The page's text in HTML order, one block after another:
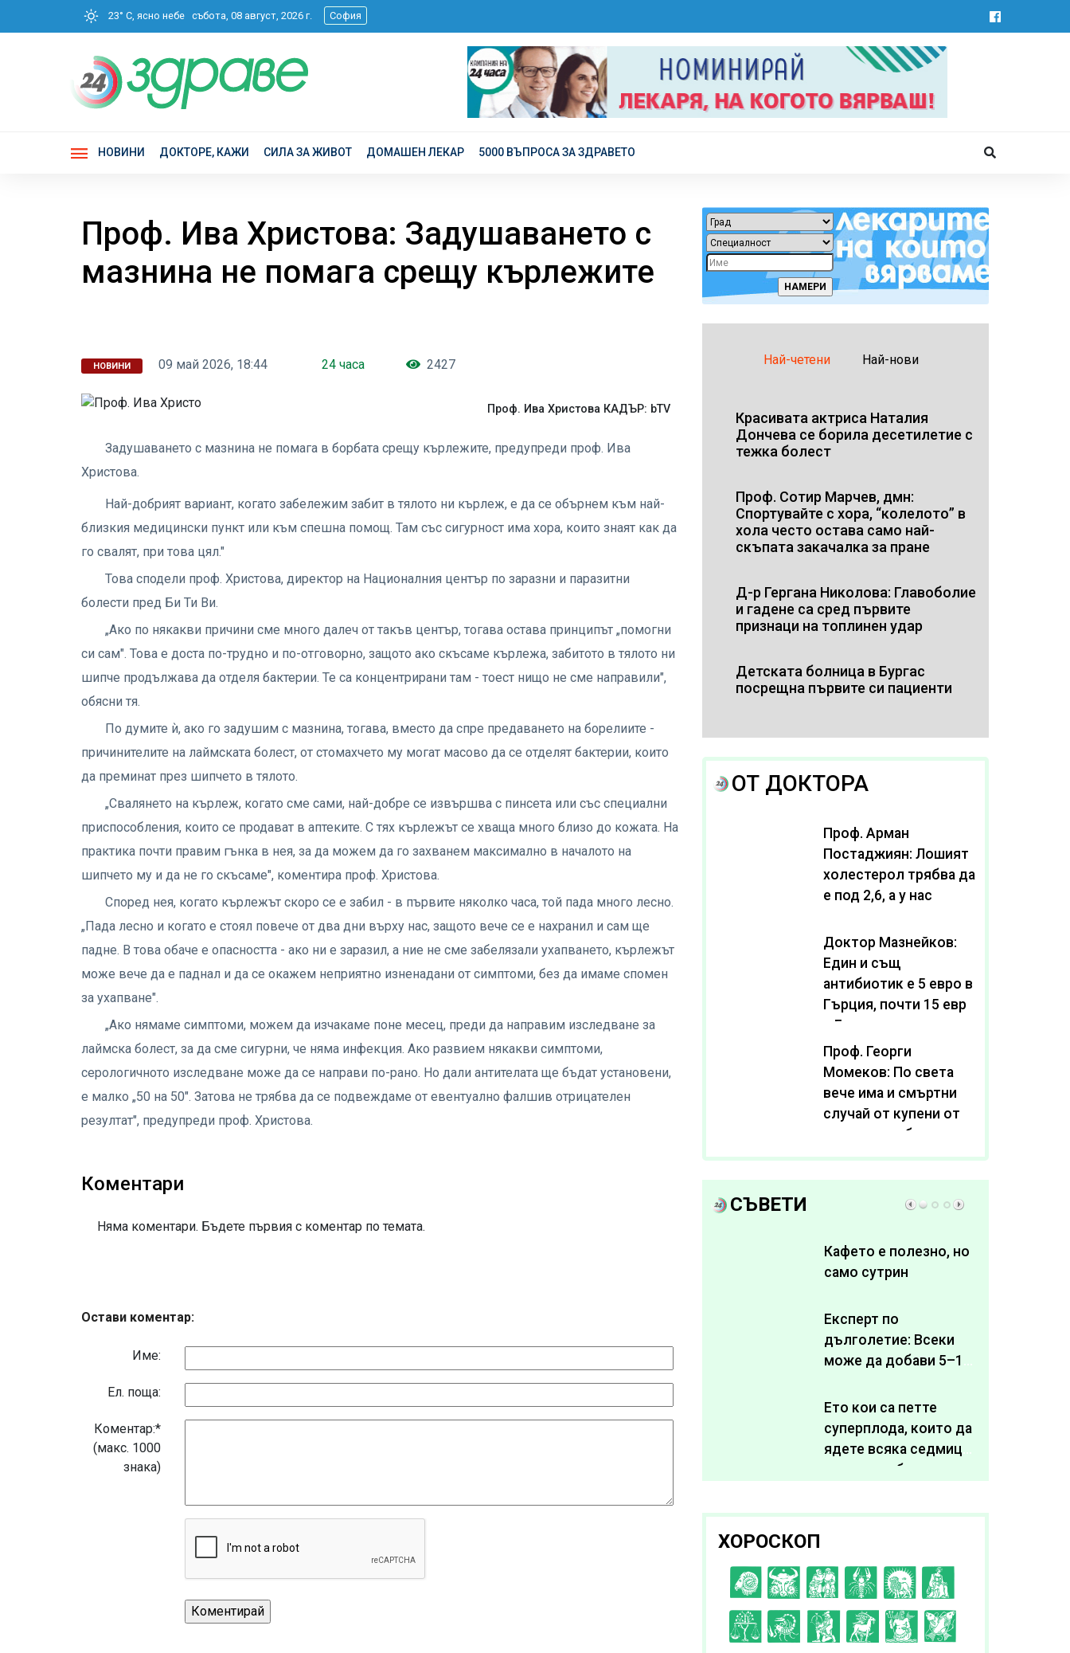
23° C, ясно небе събота, 08 август, 2026 г. София
НОВИНИ ДОКТОРЕ, КАЖИ СИЛА ЗА ЖИВОТ ДОМАШЕН ЛЕКАР 5000 ВЪПРОСА ЗА ЗДРАВЕТО
Проф. Ива Христова: Задушаването с
мазнина не помага срещу кърлежите
НОВИНИ 09 май 2026, 18:44 24 часа 2427
Проф. Ива Христова КАДЪР: bTV
Задушаването с мазнина не помага в борбата срещу кърлежите, предупреди проф. Ива
Христова.
Най-добрият вариант, когато забележим забит в тялото ни кърлеж, е да се обърнем към най-
близкия медицински пункт или към спешна помощ. Там със сигурност има хора, които знаят как да
го свалят, при това цял."
Това сподели проф. Христова, директор на Националния център по заразни и паразитни
болести пред Би Ти Ви.
„Ако по някакви причини сме много далеч от такъв център, тогава остава принципът „помогни
си сам". Това е доста по-трудно и по-отговорно, защото ако скъсаме кърлежа, забитото в тялото ни
шипче продължава да отделя бактерии. Те са концентрирани там - тоест нищо не сме направили",
обясни тя.
По думите ѝ, ако го задушим с мазнина, тогава, вместо да спре предаването на борелиите -
причинителите на лаймската болест, от стомахчето му могат масово да се отделят бактерии, които
да преминат през шипчето в тялото.
„Свалянето на кърлеж, когато сме сами, най-добре се извършва с пинсета или със специални
приспособления, които се продават в аптеките. С тях кърлежът се хваща много близо до кожата. На
практика почти правим гънка в нея, за да можем да го захванем максимално в началото на
шипчето му и да не го скъсаме", коментира проф. Христова.
Според нея, когато кърлежът скоро се е забил - в първите няколко часа, той пада много лесно.
„Пада лесно и когато е стоял повече от два дни върху нас, защото вече се е нахранил и сам ще
падне. В това обаче е опасността - ако ни е заразил, а ние не сме забелязали ухапването, кърлежът
може вече да е паднал и да се окажем неприятно изненадани от симптоми, без да имаме спомен
за ухапване".
„Ако нямаме симптоми, можем да изчакаме поне месец, преди да направим изследване за
лаймска болест, за да сме сигурни, че няма инфекция. Ако развием някакви симптоми,
серологичното изследване може да се направи по-рано. Но дали антителата ще бъдат установени,
е малко „50 на 50". Затова не трябва да се подвеждаме от евентуално фалшив отрицателен
резултат", предупреди проф. Христова.
Коментари
Няма коментари. Бъдете първия с коментар по темата.
Остави коментар:
Име:
Eл. поща:
Коментар:*
(макс. 1000
знака)
Най-четени Най-нови
Красивата актриса Наталия
Дончева се борила десетилетие с
тежка болест
Проф. Сотир Марчев, дмн:
Спортувайте с хора, “колелото” в
хола често остава само най-
скъпата закачалка за пране
Д-р Гергана Николова: Главоболие
и гадене са сред първите
признаци на топлинен удар
Детската болница в Бургас
посрещна първите си пациенти
ОТ ДОКТОРА
Проф. Арман
Постаджиян: Лошият
холестерол трябва да
е под 2,6, а у нас
нива от 3,2
Доктор Мазнейков:
Един и същ
антибиотик e 5 евро в
Гърция, почти 15 евро
в България
Проф. Георги
Момеков: По света
вече има и смъртни
случай от купени от
интернет субстанции
за отслабване
СЪВЕТИ
Кафето е полезно, но
само сутрин
Експерт по
дълголетие: Всеки
може да добави 5–10
живота си
Ето кои са петте
суперплода, които да
ядете всяка седмица,
за да подобрите
ХОРОСКОП
C D EFGH
I J K L A B